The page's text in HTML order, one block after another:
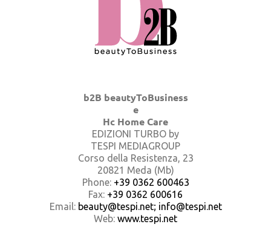
b2B beautyToBusiness
e
Hc Home Care
EDIZIONI TURBO by
TESPI MEDIAGROUP
Corso della Resistenza, 23
20821 Meda (Mb)
Phone: +39 0362 600463
Fax: +39 0362 600616
Email: beauty@tespi.net; info@tespi.net
Web: www.tespi.net